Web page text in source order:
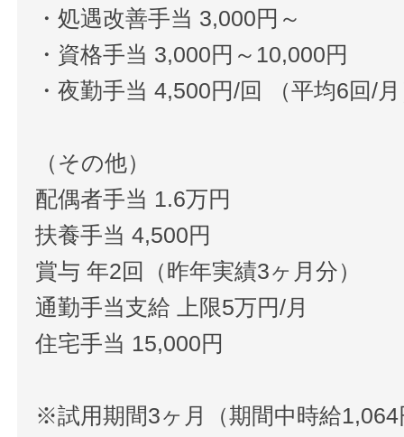
・処遇改善手当 3,000円～
・資格手当 3,000円～10,000円
・夜勤手当 4,500円/回 （平均6回/
（その他）
配偶者手当 1.6万円
扶養手当 4,500円
賞与 年2回（昨年実績3ヶ月分）
通勤手当支給 上限5万円/月
住宅手当 15,000円
※試用期間3ヶ月（期間中時給1,064